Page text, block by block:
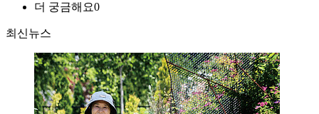
더 궁금해요0
최신뉴스